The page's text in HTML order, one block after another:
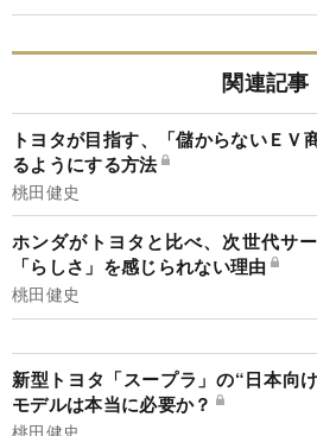
関連記事
トヨタが目指す、「儲からないＥＶ
るようにする方法
桃田健史
ホンダがトヨタと比べ、次世代サ
「らしさ」を感じられない理由
桃田健史
新型トヨタ「スープラ」の“日本向
モデルは本当に必要か？
桃田健史